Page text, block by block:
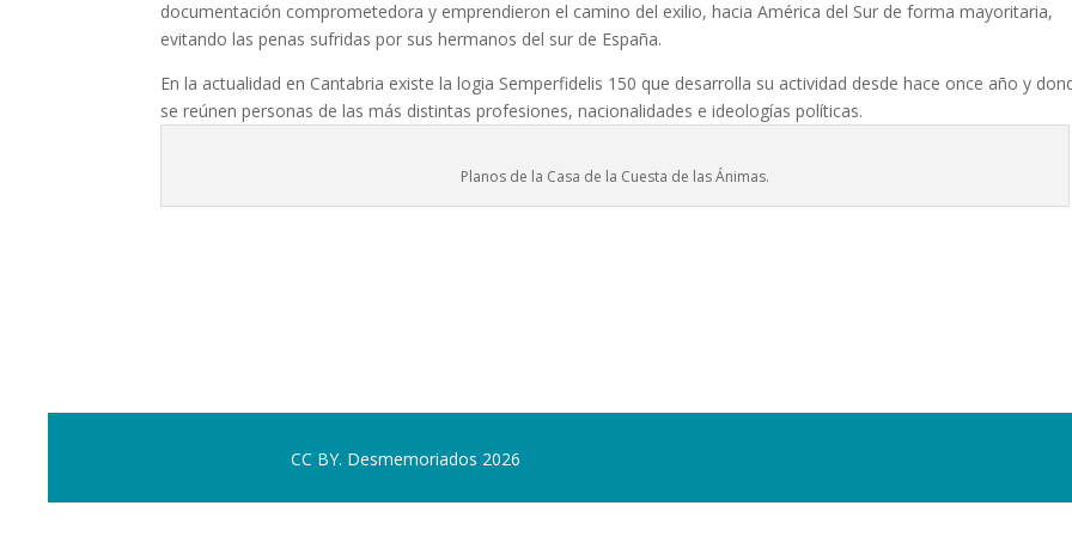
documentación comprometedora y emprendieron el camino del exilio, hacia América del Sur de forma mayoritaria,
evitando las penas sufridas por sus hermanos del sur de España.
En la actualidad en Cantabria existe la logia Semperfidelis 150 que desarrolla su actividad desde hace once año y
se reúnen personas de las más distintas profesiones, nacionalidades e ideologías políticas.
Planos de la Casa de la Cuesta de las Ánimas.
CC BY. Desmemoriados 2026